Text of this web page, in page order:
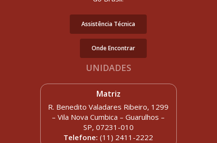
Assistência Técnica
Onde Encontrar
UNIDADES
Matriz
R. Benedito Valadares Ribeiro, 1299
– Vila Nova Cumbica – Guarulhos –
SP, 07231-010
Telefone:(11) 2411-2222